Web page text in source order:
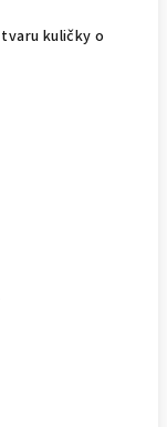
kuličky o